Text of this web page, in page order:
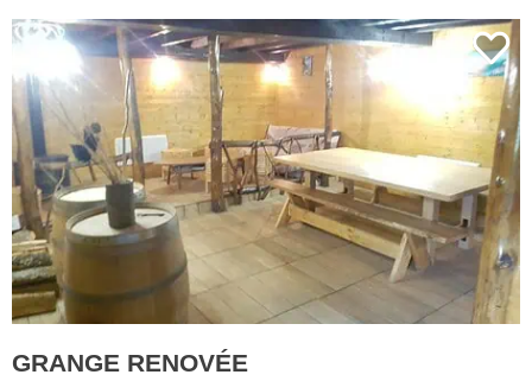
GRANGE RENOVÉE